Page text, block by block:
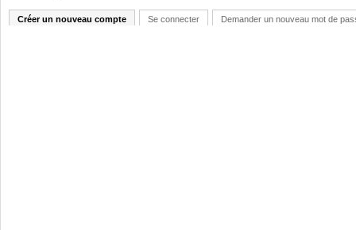
Créer un nouveau compte Se connecter Demander un nouveau mot de